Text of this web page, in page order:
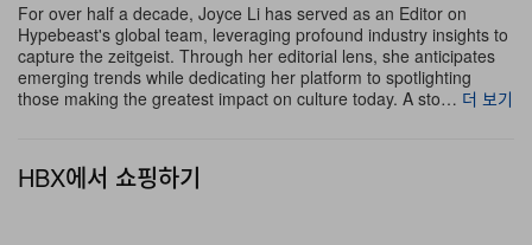
협업이기도 했다.
이번 공동 프로젝트는 이 스포츠웨어 대표 브랜드가 컨템
라 할 수 있다. 새 파트너십에 대해 Andrade는 이 플랫폼
을 통해 “Ralph [Lauren]이라면 하지 않을 일을 해보고 싶
For over half a decade, Joyce Li has served as an Editor on
Hypebeast's global team, leveraging profound industry insights to
capture the zeitgeist. Through her editorial lens, she anticipates
emerging trends while dedicating her platform to spotlighting
those making the greatest impact on culture today. A sto… 더 보기
HBX에서 쇼핑하기